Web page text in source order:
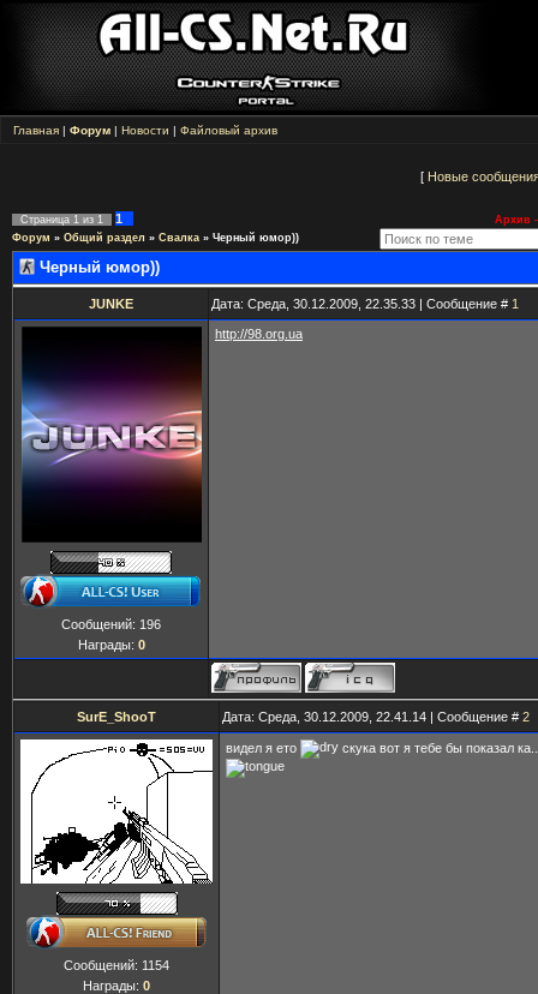
Главная | Форум | Новости | Файловый архив
[ Новые
Страница 1 из 1 1
Архив -
Форум » Общий раздел » Свалка » Черный юмор))
Черный юмор))
JUNKE Дата: Среда, 30.12.2009, 22.35.33 | Сообщение # 1
Сообщений: 196
Награды: 0
http://98.org.ua
SurE_ShooT Дата: Среда, 30.12.2009, 22.41.14 | Сообщение # 2
Сообщений: 1154
Награды: 0
видел я ето скука вот я тебе бы показал